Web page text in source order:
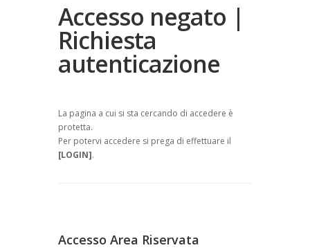
Accesso negato |
Richiesta
autenticazione
La pagina a cui si sta cercando di accedere è
protetta.
Per potervi accedere si prega di effettuare il
[LOGIN].
Accesso Area Riservata